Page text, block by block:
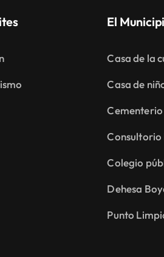
El
Casa de la
Casa de
Cementerio
Consultorio
Colegio
Dehesa
Punto